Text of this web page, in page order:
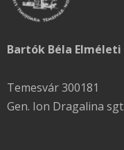
Bartók Béla Elméleti
Temesvár 300181
Gen. Ion Dragalina